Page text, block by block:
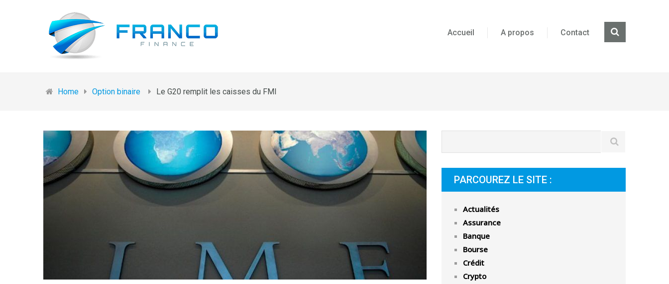
Accueil A propos Contact
Home Option binaire Le G20 remplit les caisses du FMI
PARCOUREZ LE SITE :
Actualités
Assurance
Banque
Bourse
Crédit
Crypto